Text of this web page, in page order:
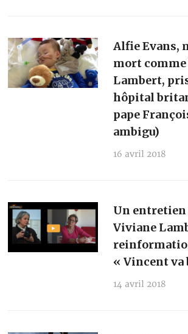
Alfie Evans,
mort
Lambert,
hôpital
pape
ambigu)
16 avril 2018
Un
Viviane
« Vincent va
14 avril 2018